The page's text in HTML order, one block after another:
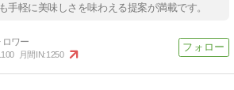
手軽に美味しさを味わえる提案が満載です。
月間IN:1250